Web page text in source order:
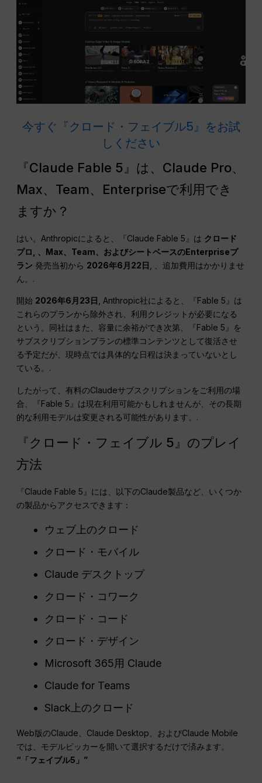
今すぐ『クロード・フェイブル5』をお試
しください
『Claude Fable 5』は、Claude Pro、
Max、Team、Enterpriseで利用でき
ますか？
はい。Anthropicによると、『Claude Fable 5』は クロード
プロ
, 、Max、Team、およびシートベースのEnterpriseプ
ラン 発売当初から 2026年6月22日
, 、追加費用はかかりませ
ん。.
開始 2026年6月23日 , Anthropic社によると、『Fable 5』は
これらのプランから除外され、利用クレジットが必要になる
という。同社はまた、容量に余裕ができ次第、『Fable 5』を
サブスクリプションプランの標準コンテンツとして復活させ
る予定だが、現時点では具体的な日程は決まっていないとし
ている。.
したがって、有料のClaudeサブスクリプションをご利用の場
合、『Fable 5』は現在利用可能かもしれませんが、その長期
的な利用モデルは変更される可能性があります。.
『クロード・フェイブル 5』のプレイ
方法
『Claude Fable 5』には、以下のClaude製品など、いくつか
の製品からアクセスできます：
ウェブ上のクロード
クロード・モバイル
Claude デスクトップ
クロード・コワーク
クロード・コード
クロード・デザイン
Microsoft 365用 Claude
Claude for Teams
Slack上のクロード
Web版のClaude、Claude Desktop、およびClaude Mobile
では、モデルピッカーを開いて選択するだけで済みます。
“「フェイブル5」”